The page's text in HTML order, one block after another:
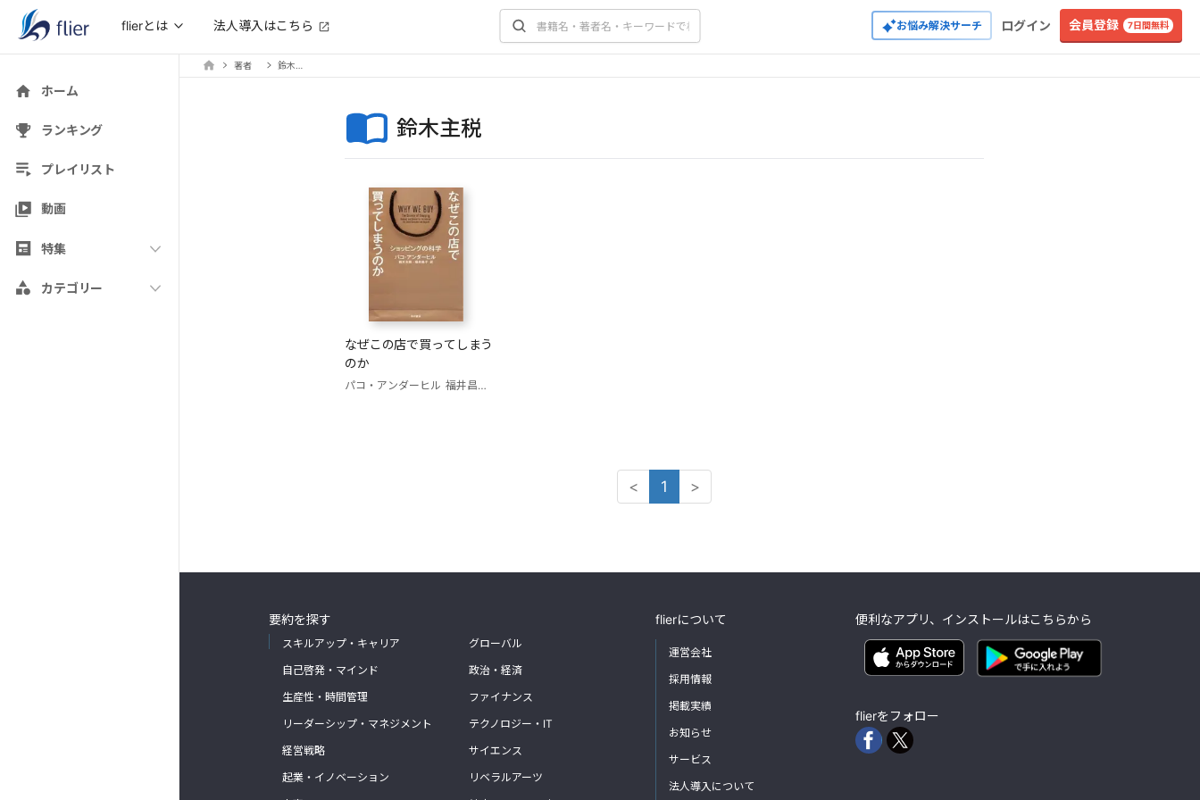
flierとは 法人導入はこちら お悩み解決サーチ ログイン 会員登録 7日間無料
ホーム
ランキング
プレイリスト
動画
特集
カテゴリー
著者
鈴木主税
なぜこの店で買ってしまう
のか
パコ・アンダーヒル 福井昌子(訳)
< 1 >
要約を探す
スキルアップ・キャリア
自己啓発・マインド
生産性・時間管理
リーダーシップ・マネジメント
経営戦略
起業・イノベーション
グローバル
政治・経済
ファイナンス
テクノロジー・IT
サイエンス
リベラルアーツ
flierについて
運営会社
採用情報
掲載実績
お知らせ
サービス
法人導入について
便利なアプリ、インストールはこちらから
flierをフォロー